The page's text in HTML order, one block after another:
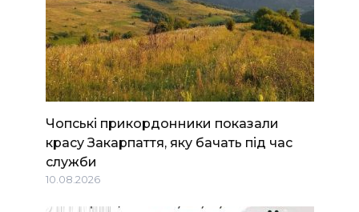
Чопські прикордонники показали
красу Закарпаття, яку бачать під час
служби
10.08.2026